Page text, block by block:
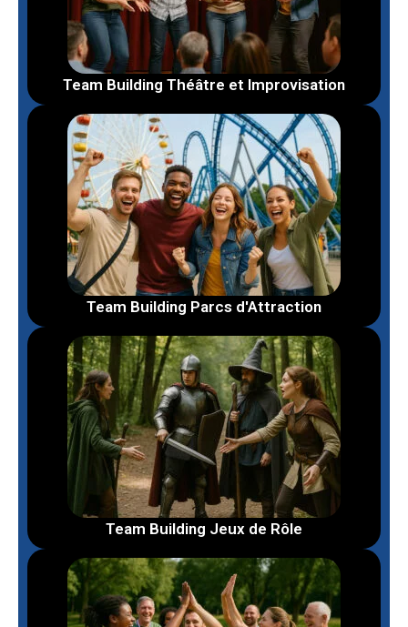
Team Building Théâtre et Improvisation
Team Building Parcs d'Attraction
Team Building Jeux de Rôle